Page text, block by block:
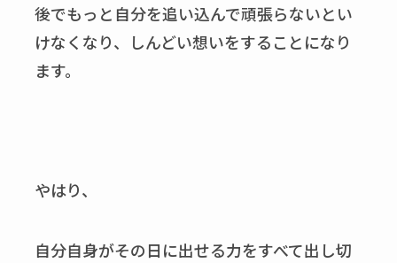
後でもっと自分を追い込んで頑張らないとい
けなくなり、しんどい想いをすることになり
ます。
やはり、
自分自身がその日に出せる力をすべて出し切